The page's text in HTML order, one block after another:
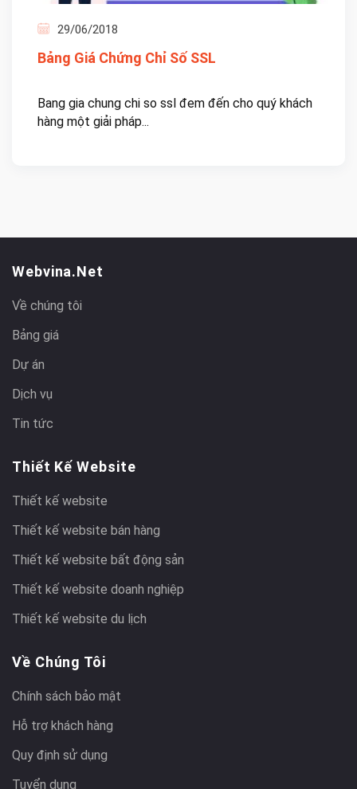
29/06/2018
Bảng Giá Chứng Chỉ Số SSL
Bang gia chung chi so ssl đem đến cho quý khách
hàng một giải pháp...
Webvina.net
Về chúng tôi
Bảng giá
Dự án
Dịch vụ
Tin tức
Thiết Kế Website
Thiết kế website
Thiết kế website bán hàng
Thiết kế website bất động sản
Thiết kế website doanh nghiệp
Thiết kế website du lịch
Về Chúng Tôi
Chính sách bảo mật
Hỗ trợ khách hàng
Quy định sử dụng
Tuyển dụng